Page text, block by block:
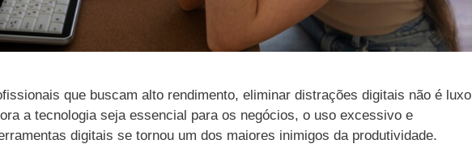
que buscam alto rendimento, eliminar distrações digitais não é luxo
a tecnologia seja essencial para os negócios, o uso excessivo e
digitais se tornou um dos maiores inimigos da produtividade.